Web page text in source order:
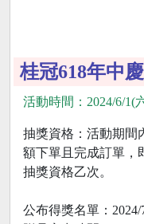
桂冠618年中
活動時間：2024/6/1(
抽獎資格：活動期間
額下單且完成訂單，
抽獎資格乙次。
公布得獎名單：2024/